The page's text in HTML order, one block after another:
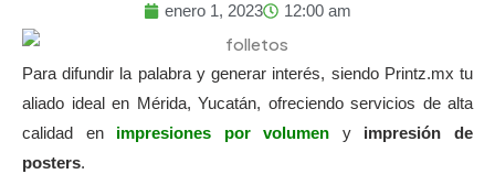
enero 1, 2023 12:00 am
Para difundir la palabra y generar interés, siendo Printz.mx tu
aliado ideal en Mérida, Yucatán, ofreciendo servicios de alta
calidad en impresiones por volumen y impresión de
posters.